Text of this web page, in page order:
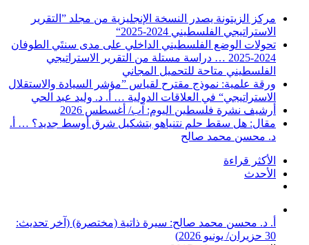
مركز الزيتونة يصدر النسخة الإنجليزية من مجلد ”التقرير
الاستراتيجي الفلسطيني 2024-2025“
تحولات الوضع الفلسطيني الداخلي على مدى سنتَي الطوفان
2024-2025 … دراسة مستلة من التقرير الاستراتيجي
الفلسطيني متاحة للتحميل المجاني
ورقة علمية: نموذج مقترح لقياس ”مؤشر السيادة والاستقلال
الاستراتيجي“ في العلاقات الدولية … أ. د. وليد عبد الحي
أرشيف نشرة فلسطين اليوم: آب/ أغسطس 2026
مقال: هل سقط حلم نتنياهو بتشكيل شرق أوسط جديد؟ … أ.
د. محسن محمد صالح
الأكثر قراءة
الأحدث
أ. د. محسن محمد صالح: سيرة ذاتية (مختصرة) (آخر تحديث:
30 حزيران/ يونيو 2026)